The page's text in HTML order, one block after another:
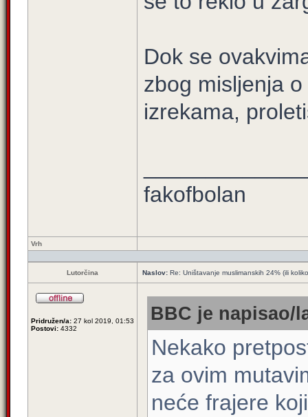
Dok se
zbog misljenja
izrekama,
fakofbolan
Vrh
Lutorčina Naslov: Re: Uništavanje muslimanskih 24% (ili
Pridružen/a: 27 kol 2019, 01:53
Postovi: 4332
BBC je napisao/
Nekako
za ovim
neće frajere